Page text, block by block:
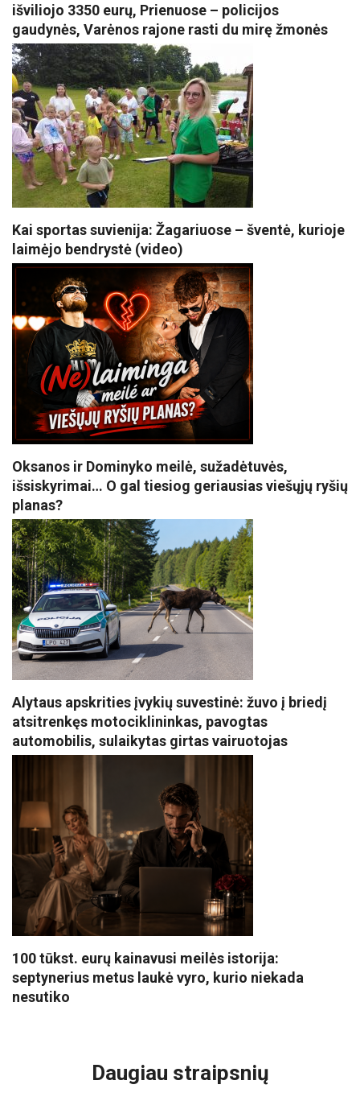
išviliojo 3350 eurų, Prienuose – policijos
gaudynės, Varėnos rajone rasti du mirę žmonės
Kai sportas suvienija: Žagariuose – šventė, kurioje
laimėjo bendrystė (video)
Oksanos ir Dominyko meilė, sužadėtuvės,
išsiskyrimai… O gal tiesiog geriausias viešųjų ryšių
planas?
Alytaus apskrities įvykių suvestinė: žuvo į briedį
atsitrenkęs motociklininkas, pavogtas
automobilis, sulaikytas girtas vairuotojas
100 tūkst. eurų kainavusi meilės istorija:
septynerius metus laukė vyro, kurio niekada
nesutiko
Daugiau straipsnių